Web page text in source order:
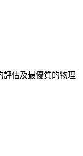
評估及最優質的物理